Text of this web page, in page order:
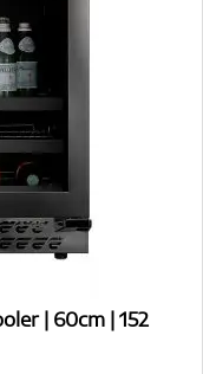
| 60cm | 152